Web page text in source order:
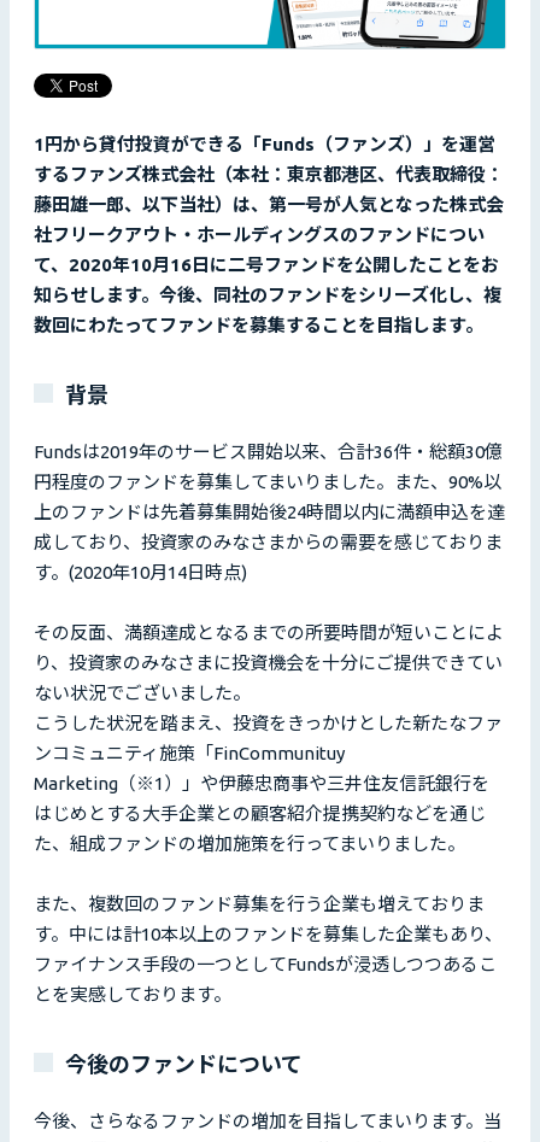
1円から貸付投資ができる「Funds（ファンズ）」を運営
するファンズ株式会社（本社：東京都港区、代表取締役：
藤田雄一郎、以下当社）は、第一号が人気となった株式会
社フリークアウト・ホールディングスのファンドについ
て、2020年10月16日に二号ファンドを公開したことをお
知らせします。今後、同社のファンドをシリーズ化し、複
数回にわたってファンドを募集することを目指します。
背景
Fundsは2019年のサービス開始以来、合計36件・総額30億
円程度のファンドを募集してまいりました。また、90%以
上のファンドは先着募集開始後24時間以内に満額申込を達
成しており、投資家のみなさまからの需要を感じておりま
す。(2020年10月14日時点)
その反面、満額達成となるまでの所要時間が短いことによ
り、投資家のみなさまに投資機会を十分にご提供できてい
ない状況でございました。
こうした状況を踏まえ、投資をきっかけとした新たなファ
ンコミュニティ施策「FinCommunituy
Marketing（※1）」や伊藤忠商事や三井住友信託銀行を
はじめとする大手企業との顧客紹介提携契約などを通じ
た、組成ファンドの増加施策を行ってまいりました。
また、複数回のファンド募集を行う企業も増えておりま
す。中には計10本以上のファンドを募集した企業もあり、
ファイナンス手段の一つとしてFundsが浸透しつつあるこ
とを実感しております。
今後のファンドについて
今後、さらなるファンドの増加を目指してまいります。当